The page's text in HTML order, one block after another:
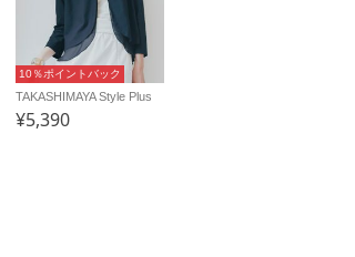
10％ポイントバック
TAKASHIMAYA Style Plus
¥5,390